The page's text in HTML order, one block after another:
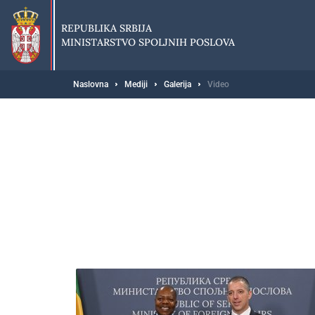
Preskoči
glavni
deo
sadržaja
REPUBLIKA SRBIJA
MINISTARSTVO SPOLJNIH POSLOVA
Breadcrumb
Naslovna Mediji Galerija Video